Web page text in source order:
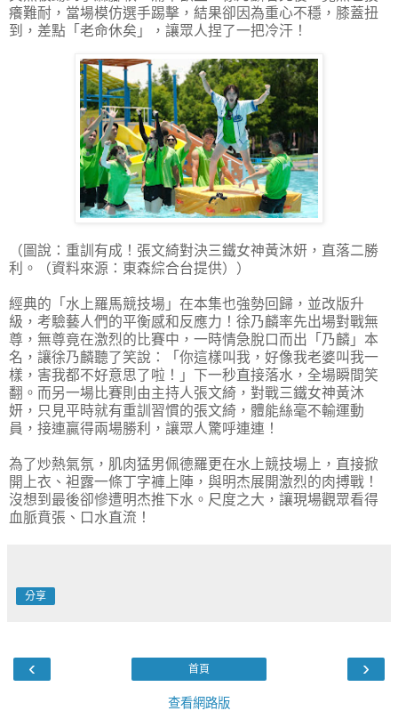
癢難耐，當場模仿選手踢擊，結果卻因為重心不穩，膝蓋扭
到，差點「老命休矣」，讓眾人捏了一把冷汗！
（圖說：重訓有成！張文綺對決三鐵女神黃沐妍，直落二勝
利。（資料來源：東森綜合台提供））
經典的「水上羅馬競技場」在本集也強勢回歸，並改版升
級，考驗藝人們的平衡感和反應力！徐乃麟率先出場對戰無
尊，無尊竟在激烈的比賽中，一時情急脫口而出「乃麟」本
名，讓徐乃麟聽了笑說：「你這樣叫我，好像我老婆叫我一
樣，害我都不好意思了啦！」下一秒直接落水，全場瞬間笑
翻。而另一場比賽則由主持人張文綺，對戰三鐵女神黃沐
妍，只見平時就有重訓習慣的張文綺，體能絲毫不輸運動
員，接連贏得兩場勝利，讓眾人驚呼連連！
為了炒熱氣氛，肌肉猛男佩德羅更在水上競技場上，直接掀
開上衣、袒露一條丁字褲上陣，與明杰展開激烈的肉搏戰！
沒想到最後卻慘遭明杰推下水。尺度之大，讓現場觀眾看得
血脈賁張、口水直流！
分享
‹ ›
首頁
查看網路版